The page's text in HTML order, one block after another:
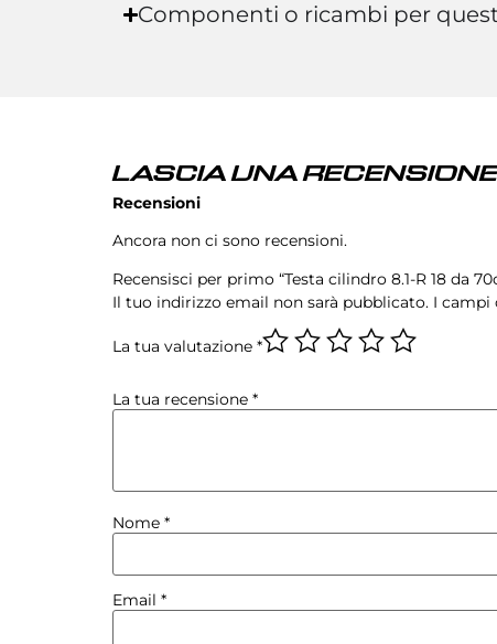
Componenti o ricambi per
LASCIA UNA
Recensioni
Ancora non ci sono recensioni.
Recensisci per primo “Testa cilindro 8.1-R 18 da
Il tuo indirizzo email non sarà pubblicato. I campi
La tua valutazione *
La tua recensione *
Nome *
Email *